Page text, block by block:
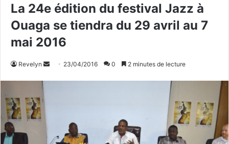
La 24e édition du festival Jazz à
Ouaga se tiendra du 29 avril au 7
mai 2016
Revelyn 23/04/2016 0 2 minutes de lecture